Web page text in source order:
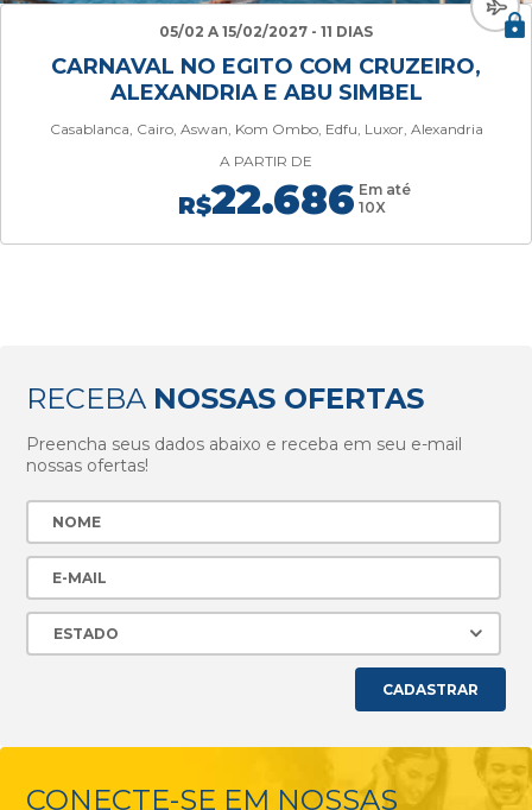
05/02 A 15/02/2027 - 11 DIAS
CARNAVAL NO EGITO COM CRUZEIRO,
ALEXANDRIA E ABU SIMBEL
Casablanca, Cairo, Aswan, Kom Ombo, Edfu, Luxor, Alexandria
A PARTIR DE
R$22.686 Em até
10X
RECEBA NOSSAS OFERTAS
Preencha seus dados abaixo e receba em seu e-mail
nossas ofertas!
CADASTRAR
CONECTE-SE EM NOSSAS